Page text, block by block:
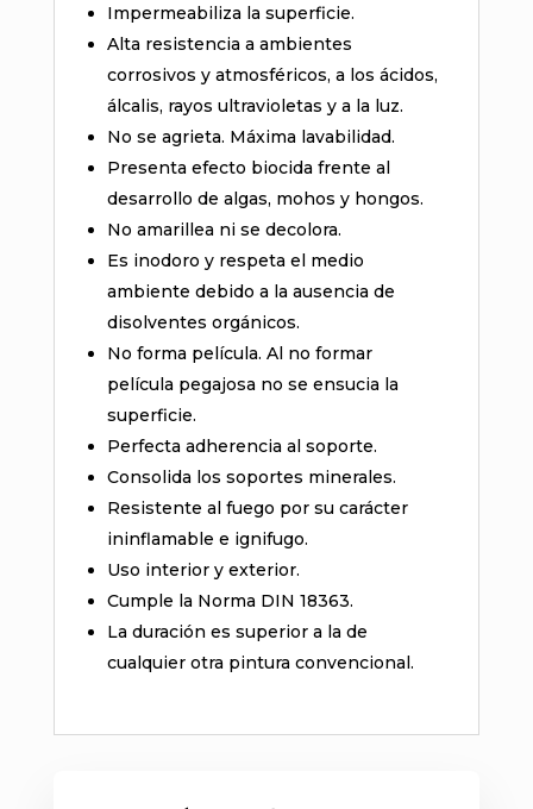
Impermeabiliza la superficie.
Alta resistencia a ambientes
corrosivos y atmosféricos, a los ácidos,
álcalis, rayos ultravioletas y a la luz.
No se agrieta. Máxima lavabilidad.
Presenta efecto biocida frente al
desarrollo de algas, mohos y hongos.
No amarillea ni se decolora.
Es inodoro y respeta el medio
ambiente debido a la ausencia de
disolventes orgánicos.
No forma película. Al no formar
película pegajosa no se ensucia la
superficie.
Perfecta adherencia al soporte.
Consolida los soportes minerales.
Resistente al fuego por su carácter
ininflamable e ignifugo.
Uso interior y exterior.
Cumple la Norma DIN 18363.
La duración es superior a la de
cualquier otra pintura convencional.